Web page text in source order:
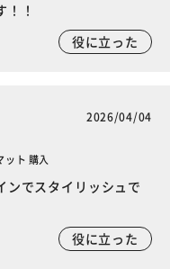
！
役に立った
2026/04/04
ット 購入
ンでスタイリッシュで
役に立った